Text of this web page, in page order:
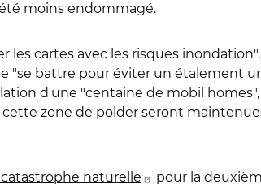
moins endommagé.
cartes avec les risques
"se battre pour éviter un étalement
d'une "centaine de mobil
zone de polder seront
naturelle
pour la